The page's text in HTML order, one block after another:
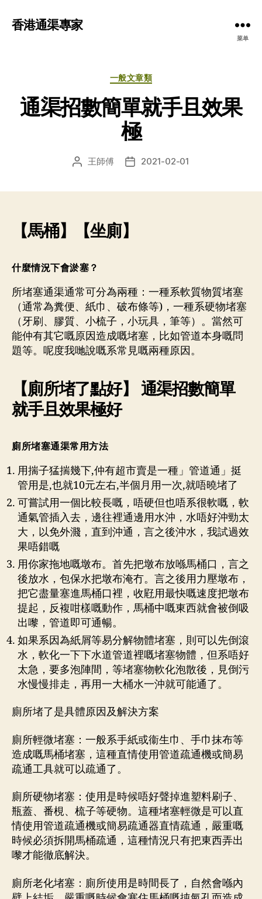
香港通渠專家
菜单
分
一般文章類
通渠招數簡單就手且效果
極
文 王師傅
发 2021-02-01
【馬桶】【坐廁】
什麼情況下會淤塞？
所堵塞通渠通常可分為兩種：一種系軟質物質堵塞
（通常為糞便、紙巾、破布條等)，一種系硬物堵塞
（牙刷、膠質、小梳子，小玩具，筆等）。當然可
能仲有其它嘅原因造成嘅堵塞，比如管道本身嘅問
題等。呢度我哋說嘅系常見嘅兩種原因。
【廁所堵了點好】 通渠招數簡單
就手且效果極好
廁所堵塞通渠常用方法
用揣子猛揣幾下,仲有超市賣是一種」管道通」挺
管用是,也就10元左右,半個月用一次,就唔曉堵了
可嘗試用一個比較長嘅，唔硬但也唔系很軟嘅，軟
通氣管插入去，邊往裡通邊用水沖，水唔好沖勁太
大，以免外濺，直到沖通，言之後沖水，我試過效
果唔錯嘅
用你家拖地嘅墩布。首先把墩布放喺馬桶口，言之
後放水，包保水把墩布淹冇。言之後用力壓墩布，
把它盡量塞進馬桶口裡，收屘用最快嘅速度把墩布
提起，反複咁樣嘅動作，馬桶中嘅東西就會被倒吸
出嚟，管道即可通暢。
如果系因為紙屑等易分解物體堵塞，則可以先倒滾
水，軟化一下下水道管道裡嘅堵塞物體，但系唔好
太急，要多泡陣間，等堵塞物軟化泡散後，見倒污
水慢慢排走，再用一大桶水一沖就可能通了。
廁所堵了是具體原因及解決方案
廁所輕微堵塞：一般系手紙或衞生巾、手巾抹布等
造成嘅馬桶堵塞，這種直情使用管道疏通機或簡易
疏通工具就可以疏通了。
廁所硬物堵塞：使用是時候唔好聲掉進塑料刷子、
瓶蓋、番梘、梳子等硬物。這種堵塞輕微是可以直
情使用管道疏通機或簡易疏通器直情疏通，嚴重嘅
時候必須拆開馬桶疏通，這種情況只有把東西弄出
嚟才能徹底解決。
廁所老化堵塞：廁所使用是時間長了，自然會喺內